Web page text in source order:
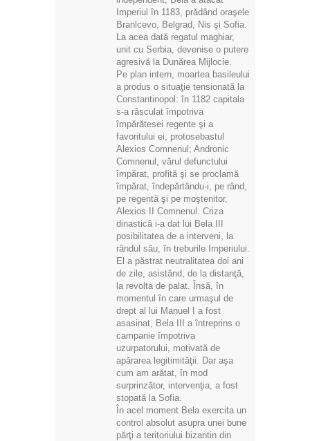
Imperiul în 1183, prădând oraşele
Branlcevo, Belgrad, Nis şi Sofia.
La acea dată regatul maghiar,
unit cu Serbia, devenise o putere
agresivă la Dunărea Mijlocie.
Pe plan intern, moartea basileului
a produs o situaţie tensionată la
Constantinopol: în 1182 capitala
s-a răsculat împotriva
împărătesei regente şi a
favoritului ei, protosebastul
Alexios Comnenul; Andronic
Comnenul, vărul defunctului
împărat, profită şi se proclamă
împărat, îndepărtându-i, pe rând,
pe regentă şi pe moştenitor,
Alexios II Comnenul. Criza
dinastică i-a dat lui Bela III
posibilitatea de a interveni, la
rândul său, în treburile Imperiului.
El a păstrat neutralitatea doi ani
de zile, asistând, de la distanţă,
la revolta de palat. Însă, în
momentul în care urmaşul de
drept al lui Manuel I a fost
asasinat, Bela III a întreprins o
campanie împotriva
uzurpatorului, motivată de
apărarea legitimităţii. Dar aşa
cum am arătat, în mod
surprinzător, intervenţia, a fost
stopată la Sofia.
În acel moment Bela exercita un
control absolut asupra unei bune
părţi a teritoriului bizantin din